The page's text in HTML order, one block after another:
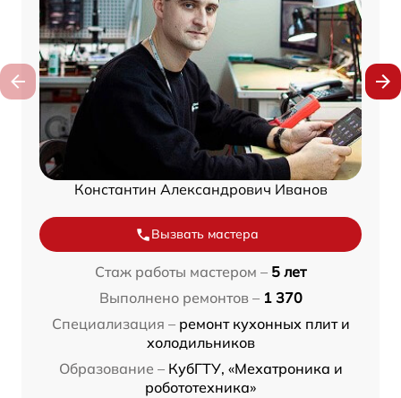
Константин Александрович Иванов
Вызвать мастера
Стаж работы мастером – 5 лет
Выполнено ремонтов – 1 370
Специализация – ремонт кухонных плит и
холодильников
Образование – КубГТУ, «Мехатроника и
робототехника»